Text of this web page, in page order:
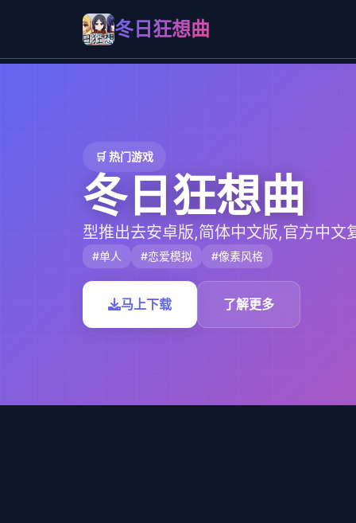
冬日狂想曲
🛒 热门游戏
冬日狂想曲
型推出去安卓版,简体中文版,官方中文
#单人 #恋爱模拟 #像素风格
马上下载 了解更多